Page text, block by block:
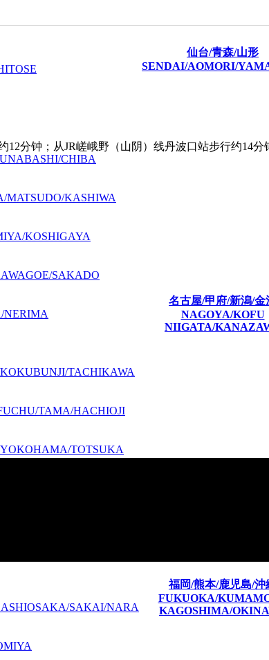
仙台/青森/山形
SENDAI/AOMORI/
CHIBA
MATSUDO/KASHIWA
KOSHIGAYA
SAKADO
TACHIKAWA
TAMA/HACHIOJI
TOTSUKA
名古屋/甲府/新潟/金
NAGOYA/KOFU
NIIGATA/
SAKAI/NARA
福岡/熊本/鹿児島/沖
FUKUOKA/
KAGOSHIMA/
分钟；从JR嵯峨野（山阴）线丹波口站步行约14分